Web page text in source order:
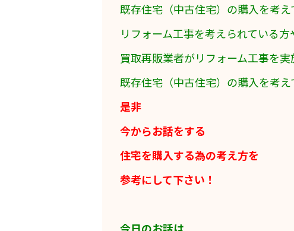
既存住宅（中古住宅）の購入を考え
リフォーム工事を考えられている方
買取再販業者がリフォーム工事を実
既存住宅（中古住宅）の購入を考え
是非
今からお話をする
住宅を購入する為の考え方を
参考にして下さい！
今日のお話は